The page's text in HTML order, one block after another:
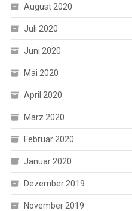
August 2020
Juli 2020
Juni 2020
Mai 2020
April 2020
März 2020
Februar 2020
Januar 2020
Dezember 2019
November 2019